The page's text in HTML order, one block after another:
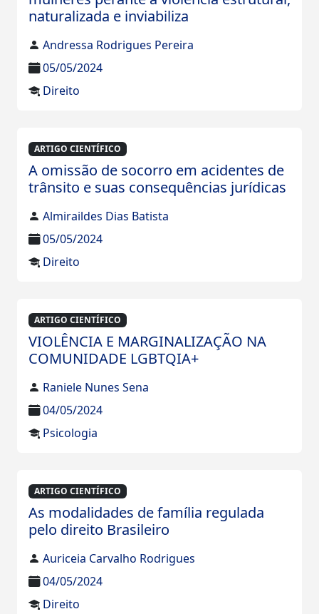
naturalizada e inviabiliza
Andressa Rodrigues Pereira
05/05/2024
Direito
ARTIGO CIENTÍFICO
A omissão de socorro em acidentes de
trânsito e suas consequências jurídicas
Almiraildes Dias Batista
05/05/2024
Direito
ARTIGO CIENTÍFICO
VIOLÊNCIA E MARGINALIZAÇÃO NA
COMUNIDADE LGBTQIA+
Raniele Nunes Sena
04/05/2024
Psicologia
ARTIGO CIENTÍFICO
As modalidades de família regulada
pelo direito Brasileiro
Auriceia Carvalho Rodrigues
04/05/2024
Direito